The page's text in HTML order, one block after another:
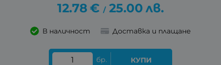
12.78€ / 25.00 лв.
В наличност Доставка и плащане
бр. КУПИ